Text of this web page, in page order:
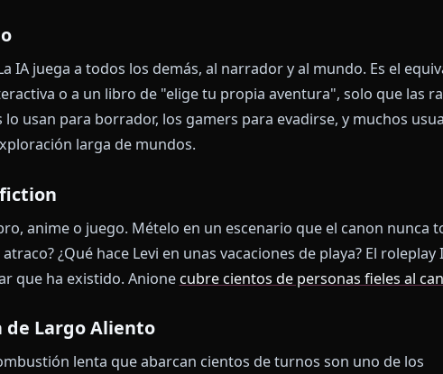
que elijas es sobre todo una cuestión de cuál de
con capa de memoria débil seguirá derivando. Una gran
sentirá plana.
Qué Hace la Gente Realmente
con un personaje" subestima cuán amplia se ha